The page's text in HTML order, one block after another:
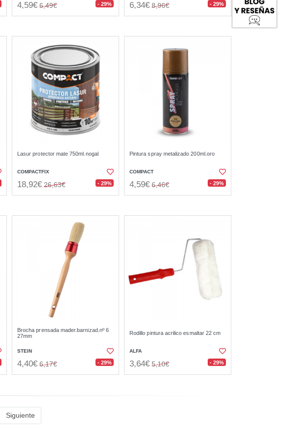
4,59€ 6,49€ - 29% 6,34€ 8,96€ - 29%
Lasur protector mate 750ml.nogal
COMPACTFIX
18,92€ 26,63€ - 29%
Pintura spray metalizado 200ml.oro
COMPACT
4,59€ 6,46€ - 29%
Brocha prensada mader.barnizad.nº 6
27mm
STEIN
4,40€ 6,17€ - 29%
Rodillo pintura acrilico esmaltar 22 cm
ALFA
3,64€ 5,10€ - 29%
Siguiente